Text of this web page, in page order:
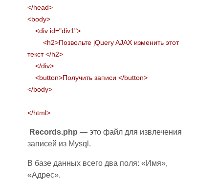
</head>
<body>
<div id="div1">
<h2>Позвольте jQuery AJAX изменить этот
текст </h2>
</div>
<button>Получить записи </button>
</body>
</html>
Records.php — это файл для извлечения
записей из Mysql.
В базе данных всего два поля: «Имя»,
«Адрес».